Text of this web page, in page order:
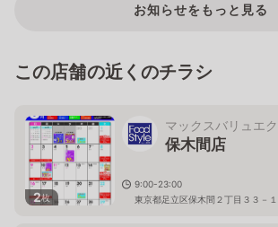
お知らせをもっと見る
この店舗の近くのチラシ
2枚
マックスバリュエ
保木間店
9:00-23:00
東京都足立区保木間２丁目３３－１